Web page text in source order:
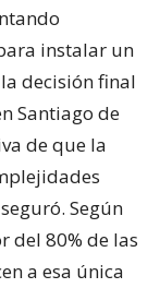
instalar un
decisión final
Santiago de
de que la
Según
del 80% de las
a esa única